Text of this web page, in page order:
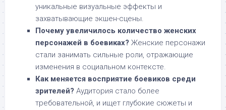
уникальные визуальные эффекты и
захватывающие экшен-сцены.
Почему увеличилось количество женских
персонажей в боевиках? Женские персонажи
стали занимать сильные роли, отражающие
изменения в социальном контексте.
Как меняется восприятие боевиков среди
зрителей? Аудитория стало более
требовательной, и ищет глубокие сюжеты и